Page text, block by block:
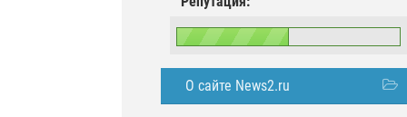
О сайте News2.ru